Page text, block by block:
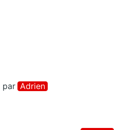
par Adrien